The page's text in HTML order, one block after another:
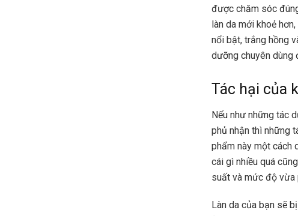
được chăm sóc
làn da mới khoẻ
nổi bật, trắng hồng
dưỡng chuyên dùng
Tác hại của
Nếu như những tác
phủ nhận thì những
phẩm này một cách
cái gì nhiều quá
suất và mức độ vừa
Làn da của bạn sẽ